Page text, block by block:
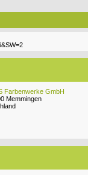
Farbenwerke GmbH
Memmingen